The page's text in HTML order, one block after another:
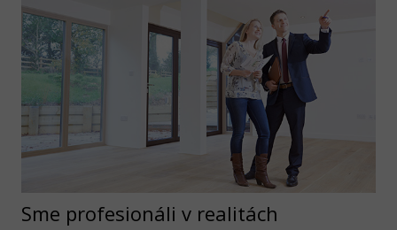
Sme profesionáli v realitách